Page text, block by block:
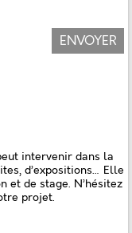
intervenir dans la
d’expositions… Elle
et de stage. N’hésitez
projet.